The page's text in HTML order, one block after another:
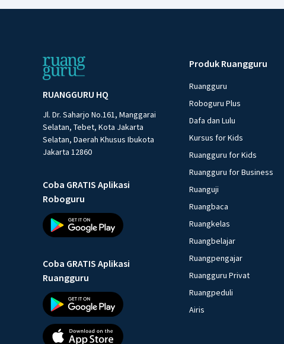
RUANGGURU HQ
Jl. Dr. Saharjo No.161, Manggarai
Selatan, Tebet, Kota Jakarta
Selatan, Daerah Khusus Ibukota
Jakarta 12860
Coba GRATIS Aplikasi
Roboguru
Coba GRATIS Aplikasi
Ruangguru
Produk Ruangguru
Ruangguru
Roboguru Plus
Dafa dan Lulu
Kursus for Kids
Ruangguru for Kids
Ruangguru for Business
Ruanguji
Ruangbaca
Ruangkelas
Ruangbelajar
Ruangpengajar
Ruangguru Privat
Ruangpeduli
Airis